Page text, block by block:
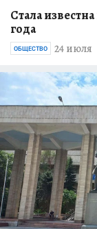
Стала
года
24 июля
ОБЩЕСТВО